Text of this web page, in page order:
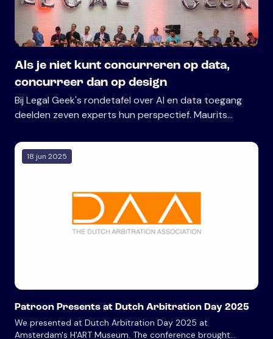
Als je niet kunt concurreren op data,
concurreer dan op design
Bij Legal Geek's rondetafel over AI en data toegang
deelden zeven experts hun perspectief. Maurits
databronnen niet bezit.
18 jun 2025
Patroon Presents at Dutch Arbitration Day 2025
We presented at Dutch Arbitration Day 2025 at
Amsterdam's H'ART Museum. The conference brought